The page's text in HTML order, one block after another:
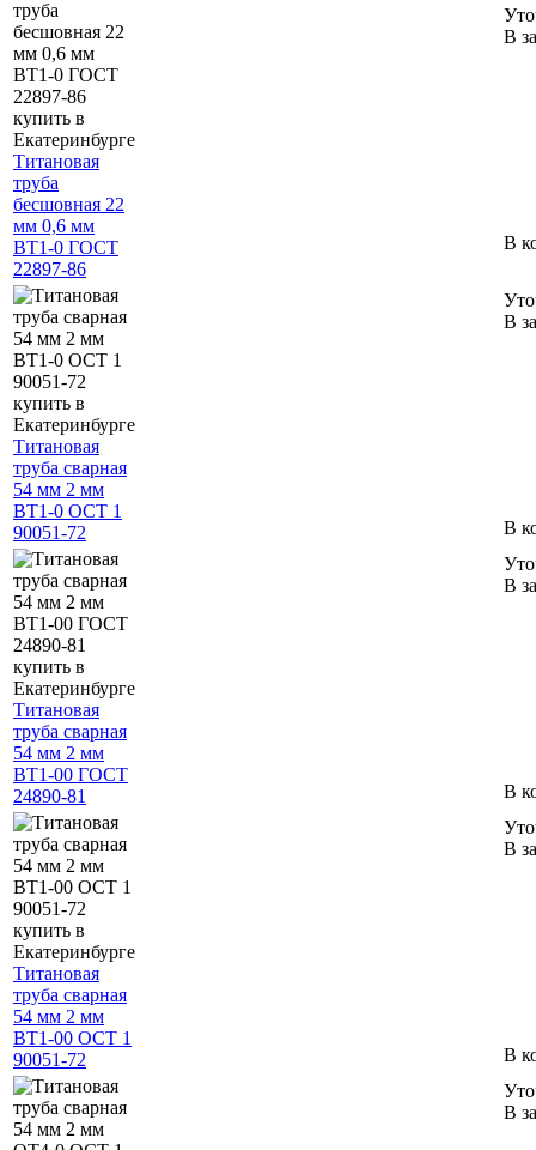
Титановая
труба
бесшовная 22
мм 0,6 мм
ВТ1-0 ГОСТ
22897-86
В
В
Титановая
труба сварная
54 мм 2 мм
ВТ1-0 ОСТ 1
90051-72
В
В
Титановая
труба сварная
54 мм 2 мм
ВТ1-00 ГОСТ
24890-81
В
В
Титановая
труба сварная
54 мм 2 мм
ВТ1-00 ОСТ 1
90051-72
В
В
В